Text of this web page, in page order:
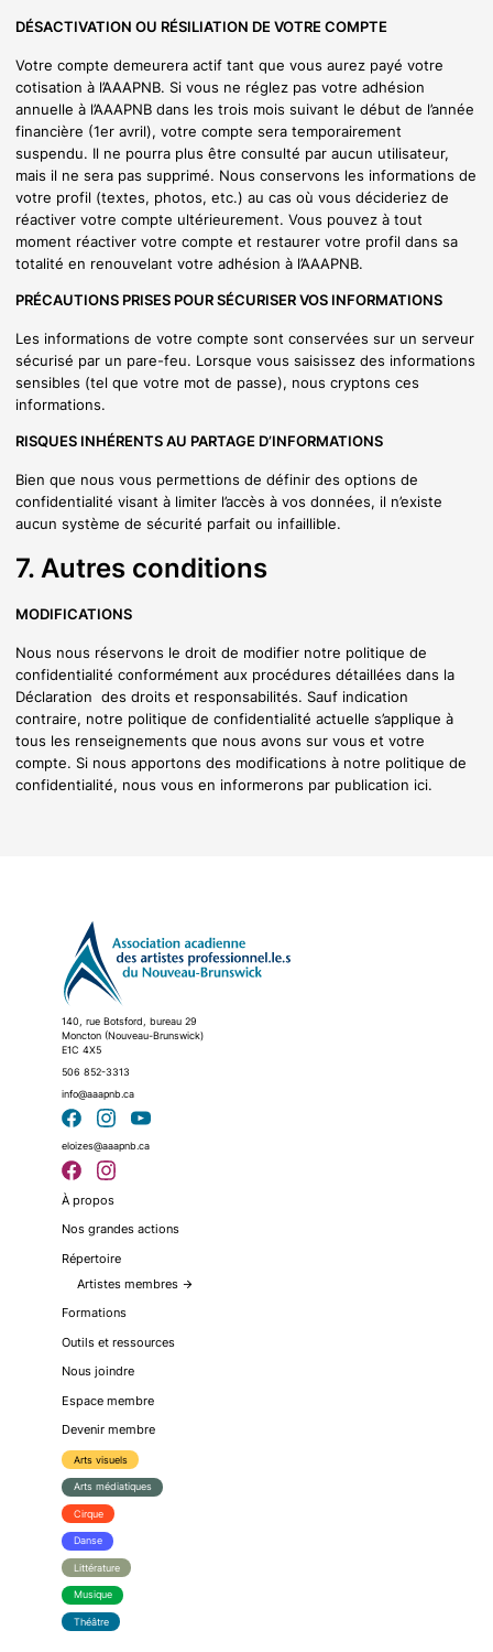
DÉSACTIVATION OU RÉSILIATION DE VOTRE COMPTE
Votre compte demeurera actif tant que vous aurez payé votre
cotisation à l’AAAPNB. Si vous ne réglez pas votre adhésion
annuelle à l’AAAPNB dans les trois mois suivant le début de l’année
financière (1er avril), votre compte sera temporairement
suspendu. Il ne pourra plus être consulté par aucun utilisateur,
mais il ne sera pas supprimé. Nous conservons les informations de
votre profil (textes, photos, etc.) au cas où vous décideriez de
réactiver votre compte ultérieurement. Vous pouvez à tout
moment réactiver votre compte et restaurer votre profil dans sa
totalité en renouvelant votre adhésion à l’AAAPNB.
PRÉCAUTIONS PRISES POUR SÉCURISER VOS INFORMATIONS
Les informations de votre compte sont conservées sur un serveur
sécurisé par un pare-feu. Lorsque vous saisissez des informations
sensibles (tel que votre mot de passe), nous cryptons ces
informations.
RISQUES INHÉRENTS AU PARTAGE D’INFORMATIONS
Bien que nous vous permettions de définir des options de
confidentialité visant à limiter l’accès à vos données, il n’existe
aucun système de sécurité parfait ou infaillible.
7. Autres conditions
MODIFICATIONS
Nous nous réservons le droit de modifier notre politique de
confidentialité conformément aux procédures détaillées dans la
Déclaration des droits et responsabilités. Sauf indication
contraire, notre politique de confidentialité actuelle s’applique à
tous les renseignements que nous avons sur vous et votre
compte. Si nous apportons des modifications à notre politique de
confidentialité, nous vous en informerons par publication ici.
140, rue Botsford, bureau 29
Moncton (Nouveau-Brunswick)
E1C 4X5
506 852-3313
info@aaapnb.ca
eloizes@aaapnb.ca
À propos
Nos grandes actions
Répertoire
Artistes membres arrow_forward
Formations
Outils et ressources
Nous joindre
Espace membre
Devenir membre
Arts visuels
Arts médiatiques
Cirque
Danse
Littérature
Musique
Théâtre